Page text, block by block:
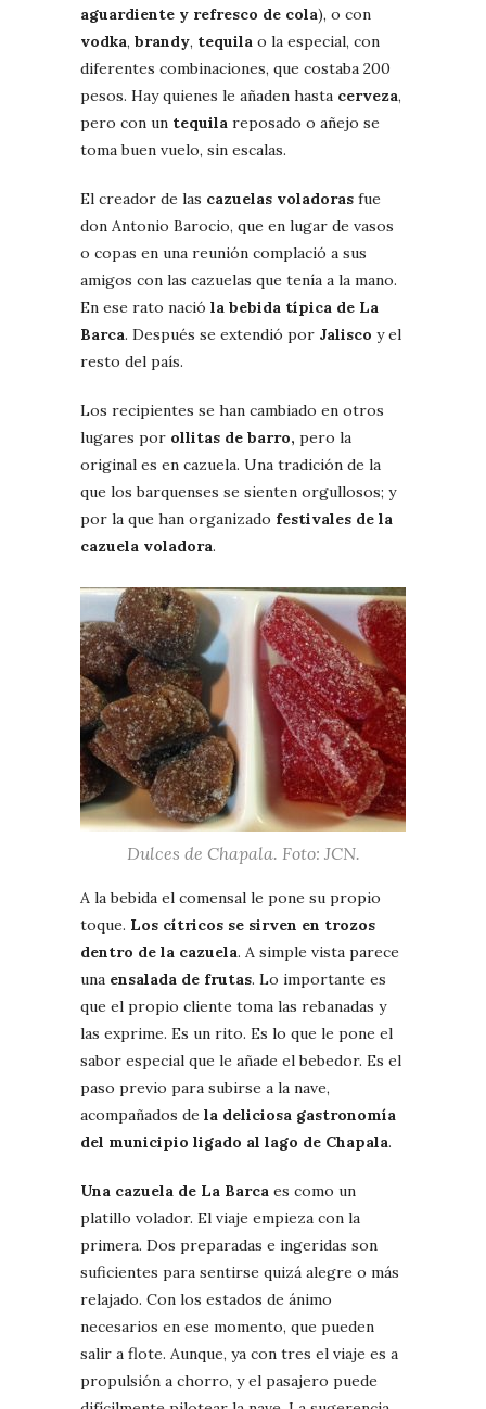
aguardiente y refresco de cola), o con
vodka, brandy, tequila o la especial, con
diferentes combinaciones, que costaba 200
pesos. Hay quienes le añaden hasta cerveza,
pero con un tequila reposado o añejo se
toma buen vuelo, sin escalas.
El creador de las cazuelas voladoras fue
don Antonio Barocio, que en lugar de vasos
o copas en una reunión complació a sus
amigos con las cazuelas que tenía a la mano.
En ese rato nació la bebida típica de La
Barca. Después se extendió por Jalisco y el
resto del país.
Los recipientes se han cambiado en otros
lugares por ollitas de barro, pero la
original es en cazuela. Una tradición de la
que los barquenses se sienten orgullosos; y
por la que han organizado festivales de la
cazuela voladora.
Dulces de Chapala. Foto: JCN.
A la bebida el comensal le pone su propio
toque. Los cítricos se sirven en trozos
dentro de la cazuela. A simple vista parece
una ensalada de frutas. Lo importante es
que el propio cliente toma las rebanadas y
las exprime. Es un rito. Es lo que le pone el
sabor especial que le añade el bebedor. Es el
paso previo para subirse a la nave,
acompañados de la deliciosa gastronomía
del municipio ligado al lago de Chapala.
Una cazuela de La Barca es como un
platillo volador. El viaje empieza con la
primera. Dos preparadas e ingeridas son
suficientes para sentirse quizá alegre o más
relajado. Con los estados de ánimo
necesarios en ese momento, que pueden
salir a flote. Aunque, ya con tres el viaje es a
propulsión a chorro, y el pasajero puede